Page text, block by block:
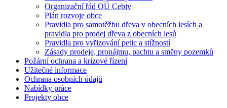
Organizační řád OÚ Cebiv
Plán rozvoje obce
Pravidla pro samotěžbu dřeva v obecních lesích a
pravidla pro prodej dřeva z obecních lesů
Pravidla pro vyřizování petic a stížností
Zásady prodeje, pronájmu, pachtu a směny pozemků
Požární ochrana a krizové řízení
Užitečné informace
Ochrana osobních údajů
Nabídky práce
Projekty obce